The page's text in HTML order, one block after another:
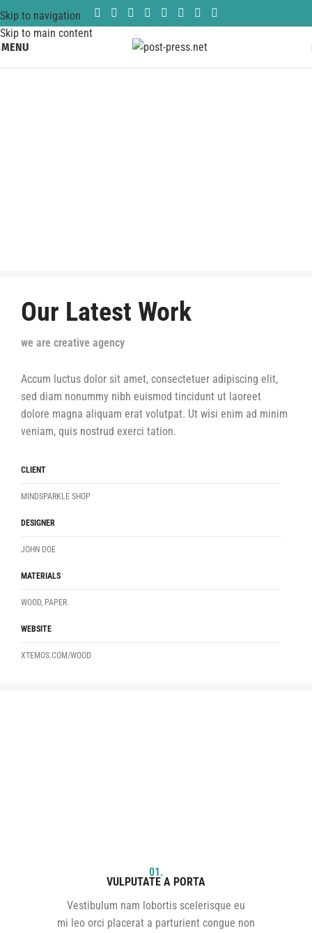
Skip to navigation
Skip to main content
MENU
Our Latest Work
we are creative agency
Accum luctus dolor sit amet, consectetuer adipiscing elit,
sed diam nonummy nibh euismod tincidunt ut laoreet
dolore magna aliquam erat volutpat. Ut wisi enim ad minim
veniam, quis nostrud exerci tation.
CLIENT
MINDSPARKLE SHOP
DESIGNER
JOHN DOE
MATERIALS
WOOD, PAPER
WEBSITE
XTEMOS.COM/WOOD
01.
VULPUTATE A PORTA
Vestibulum nam lobortis scelerisque eu
mi leo orci placerat a parturient congue non